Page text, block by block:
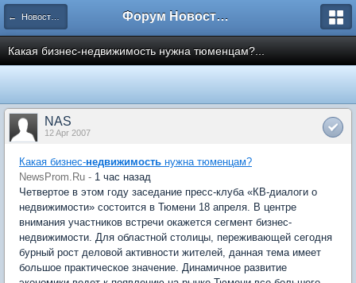
← Новости рынка недвижимости Форум Новостройки
Какая бизнес-недвижимость нужна тюменцам?...
NAS
12 Apr 2007
Какая бизнес-недвижимость нужна тюменцам?
NewsProm.Ru - 1 час назад
Четвертое в этом году заседание пресс-клуба «КВ-диалоги о
недвижимости» состоится в Тюмени 18 апреля. В центре
внимания участников встречи окажется сегмент бизнес-
недвижимости. Для областной столицы, переживающей сегодня
бурный рост деловой активности жителей, данная тема имеет
большое практическое значение. Динамичное развитие